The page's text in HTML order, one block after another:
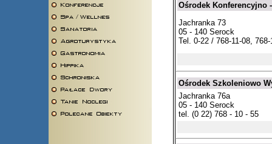
Ośrodek Konferencyjno
Jachranka 73
05 - 140 Serock
Tel. 0-22 / 768-11-08, 768-
Ośrodek Szkoleniowo
Jachranka 76a
05 - 140 Serock
tel. (0 22) 768 - 10 - 55